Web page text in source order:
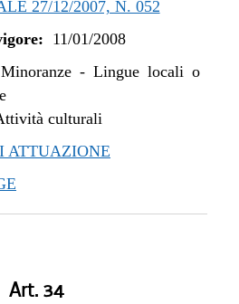
27/12/2007, N. 052
11/01/2008
Minoranze - Lingue locali o
culturali
ATTUAZIONE
Art. 34